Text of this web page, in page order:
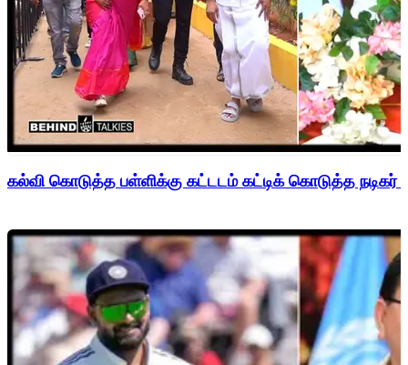
கல்வி கொடுத்த பள்ளிக்கு கட்டடம் கட்டிக் கொடுத்த நடிகர்